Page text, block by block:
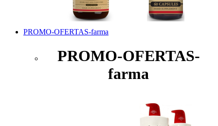
PROMO-OFERTAS-farma
PROMO-OFERTAS-
farma